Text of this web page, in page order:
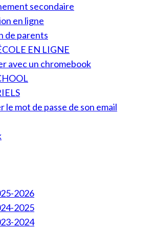
secondaire
en ligne
de parents
EN LIGNE
avec un chromebook
le mot de passe de son email
2026
2025
2024